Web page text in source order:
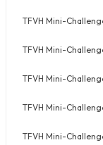
TFVH Mini-
TFVH Mini-
TFVH Mini-
TFVH Mini-
TFVH Mini-